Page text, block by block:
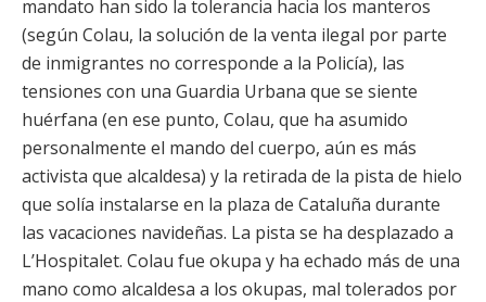
mandato han sido la tolerancia hacia los manteros
(según Colau, la solución de la venta ilegal por parte
de inmigrantes no corresponde a la Policía), las
tensiones con una Guardia Urbana que se siente
huérfana (en ese punto, Colau, que ha asumido
personalmente el mando del cuerpo, aún es más
activista que alcaldesa) y la retirada de la pista de hielo
que solía instalarse en la plaza de Cataluña durante
las vacaciones navideñas. La pista se ha desplazado a
L’Hospitalet. Colau fue okupa y ha echado más de una
mano como alcaldesa a los okupas, mal tolerados por